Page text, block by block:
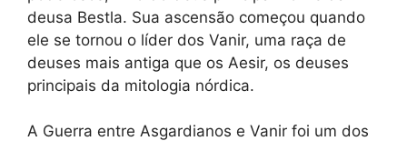
deusa Bestla. Sua ascensão começou quando
ele se tornou o líder dos Vanir, uma raça de
deuses mais antiga que os Aesir, os deuses
principais da mitologia nórdica.
A Guerra entre Asgardianos e Vanir foi um dos